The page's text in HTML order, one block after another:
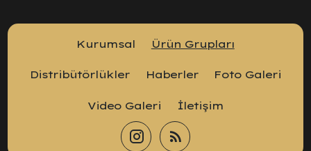
Kurumsal Ürün Grupları
Distribütörlükler Haberler Foto Galeri
Video Galeri İletişim